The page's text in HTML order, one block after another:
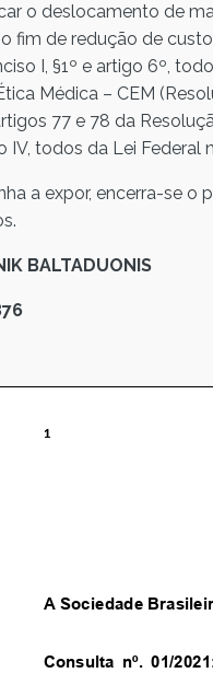
o deslocamento de
fim de redução de
I, §1º e artigo 6º,
Médica – CEM
77 e 78 da
IV, todos da Lei Federal
a expor, encerra-se o
BALTADUONIS